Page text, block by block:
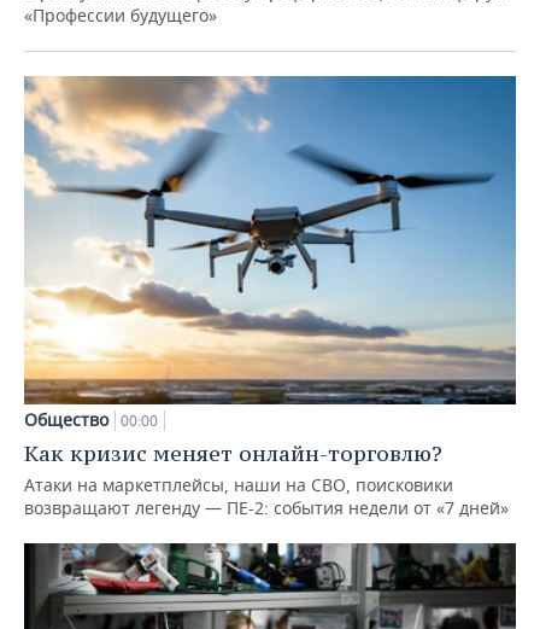
«Профессии будущего»
Общество 00:00
Как кризис меняет онлайн-торговлю?
Атаки на маркетплейсы, наши на СВО, поисковики
возвращают легенду — ПЕ-2: события недели от «7 дней»